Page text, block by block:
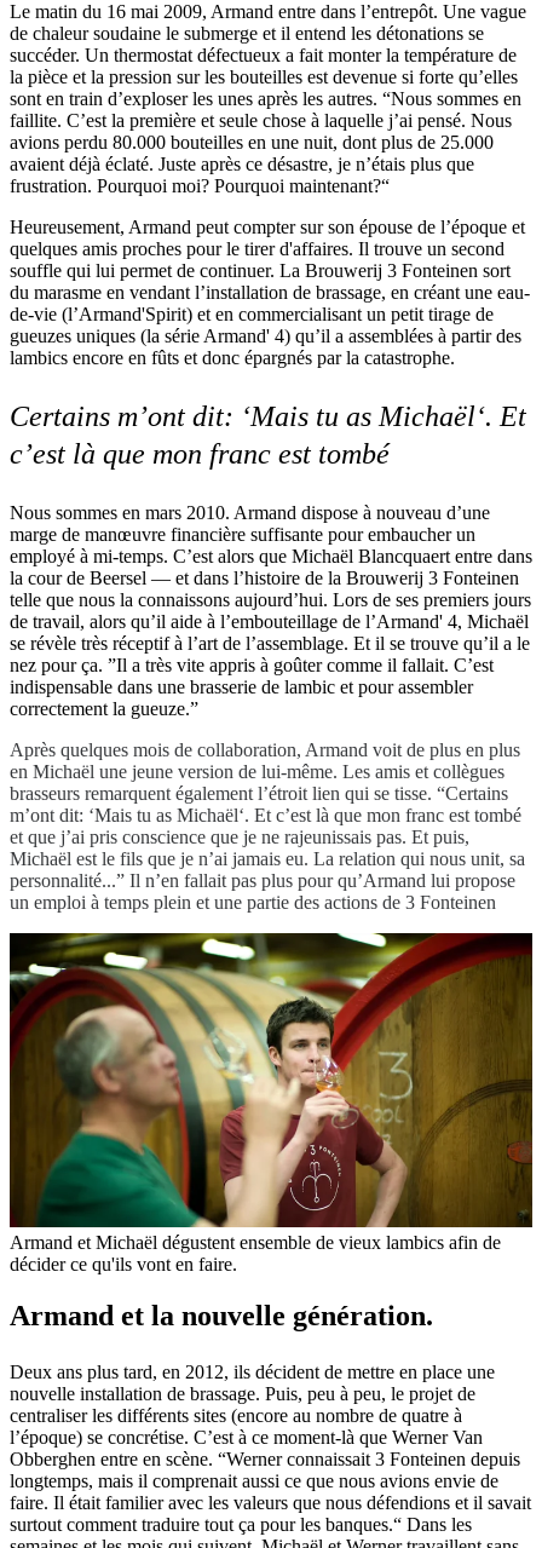
Le matin du 16 mai 2009, Armand entre dans l’entrepôt. Une vague
de chaleur soudaine le submerge et il entend les détonations se
succéder. Un thermostat défectueux a fait monter la température de
la pièce et la pression sur les bouteilles est devenue si forte qu’elles
sont en train d’exploser les unes après les autres. “Nous sommes en
faillite. C’est la première et seule chose à laquelle j’ai pensé. Nous
avions perdu 80.000 bouteilles en une nuit, dont plus de 25.000
avaient déjà éclaté. Juste après ce désastre, je n’étais plus que
frustration. Pourquoi moi? Pourquoi maintenant?“
Heureusement, Armand peut compter sur son épouse de l’époque et
quelques amis proches pour le tirer d'affaires. Il trouve un second
souffle qui lui permet de continuer. La Brouwerij 3 Fonteinen sort
du marasme en vendant l’installation de brassage, en créant une eau-
de-vie (l’Armand'Spirit) et en commercialisant un petit tirage de
gueuzes uniques (la série Armand' 4) qu’il a assemblées à partir des
lambics encore en fûts et donc épargnés par la catastrophe.
Certains m’ont dit: ‘Mais tu as Michaël‘. Et
c’est là que mon franc est tombé
Nous sommes en mars 2010. Armand dispose à nouveau d’une
marge de manœuvre financière suffisante pour embaucher un
employé à mi-temps. C’est alors que Michaël Blancquaert entre dans
la cour de Beersel — et dans l’histoire de la Brouwerij 3 Fonteinen
telle que nous la connaissons aujourd’hui. Lors de ses premiers jours
de travail, alors qu’il aide à l’embouteillage de l’Armand' 4, Michaël
se révèle très réceptif à l’art de l’assemblage. Et il se trouve qu’il a le
nez pour ça. ”Il a très vite appris à goûter comme il fallait. C’est
indispensable dans une brasserie de lambic et pour assembler
correctement la gueuze.”
Après quelques mois de collaboration, Armand voit de plus en plus
en Michaël une jeune version de lui-même. Les amis et collègues
brasseurs remarquent également l’étroit lien qui se tisse. “Certains
m’ont dit: ‘Mais tu as Michaël‘. Et c’est là que mon franc est tombé
et que j’ai pris conscience que je ne rajeunissais pas. Et puis,
Michaël est le fils que je n’ai jamais eu. La relation qui nous unit, sa
personnalité...” Il n’en fallait pas plus pour qu’Armand lui propose
un emploi à temps plein et une partie des actions de 3 Fonteinen
Armand et Michaël dégustent ensemble de vieux lambics afin de
décider ce qu'ils vont en faire.
Armand et la nouvelle génération.
Deux ans plus tard, en 2012, ils décident de mettre en place une
nouvelle installation de brassage. Puis, peu à peu, le projet de
centraliser les différents sites (encore au nombre de quatre à
l’époque) se concrétise. C’est à ce moment-là que Werner Van
Obberghen entre en scène. “Werner connaissait 3 Fonteinen depuis
longtemps, mais il comprenait aussi ce que nous avions envie de
faire. Il était familier avec les valeurs que nous défendions et il savait
surtout comment traduire tout ça pour les banques.“ Dans les